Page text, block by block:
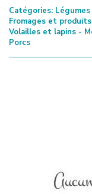
Catégories:
Fromages et
Volailles et lapins -
Porcs